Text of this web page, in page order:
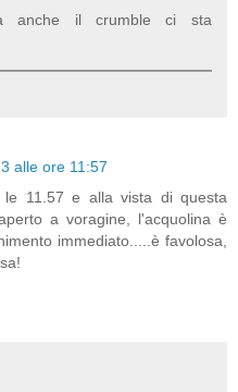
anche il crumble ci sta
alle ore 11:57
le 11.57 e alla vista di questa
a voragine, l'acquolina è
immediato.....è favolosa,